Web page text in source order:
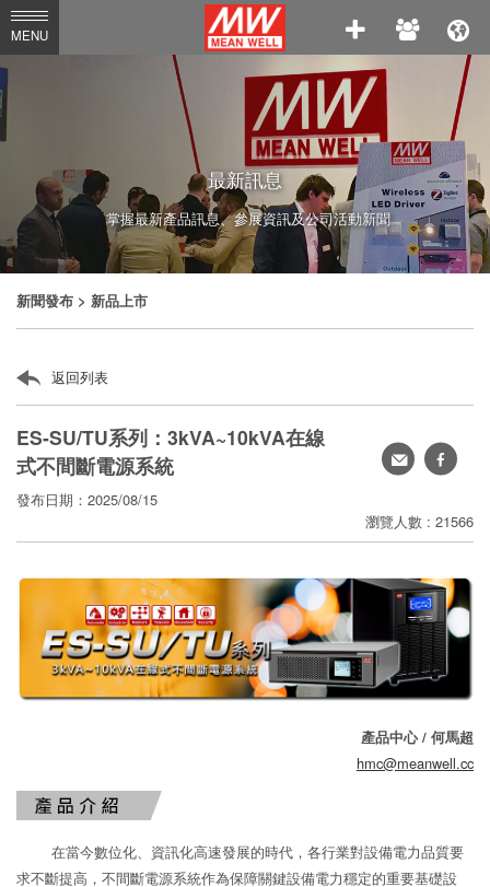
MEAN
WELL
Enterprises
Co.,
Ltd.
MENU
最新訊息
掌握最新產品訊息、參展資訊及公司活動新聞
新聞發布 > 新品上市
返回列表
ES-SU/TU系列：3kVA~10kVA在線
式不間斷電源系統
發布日期：2025/08/15
瀏覽人數 : 21566
轉
分
產品中心 / 何馬超
hmc@meanwell.cc
在當今數位化、資訊化高速發展的時代，各行業對設備電力品質要
求不斷提高，不間斷電源系統作為保障關鍵設備電力穩定的重要基礎設